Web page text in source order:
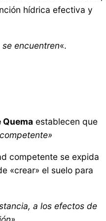
hídrica efectiva y
encuentren«.
establecen que
competente se expida
«crear» el suelo para
a los efectos de